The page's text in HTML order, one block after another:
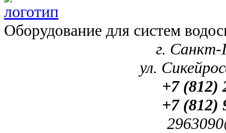
Оборудование для систем
г. Санкт-
ул.
+7 (812)
+7 (812)